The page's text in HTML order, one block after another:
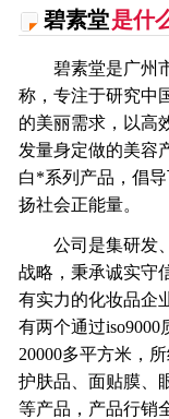
碧素堂是什
碧素堂是广州
称，专注于研究中
的美丽需求，以高
发量身定做的美容
白*系列产品，倡
扬社会正能量。
公司是集研发
战略，秉承诚实守
有实力的化妆品企
有两个通过
20000多平方米，
护肤品、面贴膜、
等产品，产品行销